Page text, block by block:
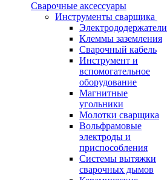
Сварочные аксессуары
Инструменты сварщика
Электрододержатели
Клеммы заземления
Сварочный кабель
Инструмент и
вспомогательное
оборудование
Магнитные
угольники
Молотки сварщика
Вольфрамовые
электроды и
приспособления
Системы вытяжки
сварочных дымов